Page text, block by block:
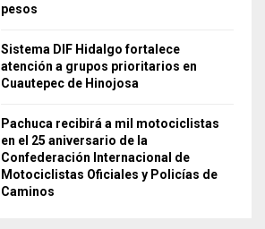
pesos
Sistema DIF Hidalgo fortalece
atención a grupos prioritarios en
Cuautepec de Hinojosa
Pachuca recibirá a mil motociclistas
en el 25 aniversario de la
Confederación Internacional de
Motociclistas Oficiales y Policías de
Caminos